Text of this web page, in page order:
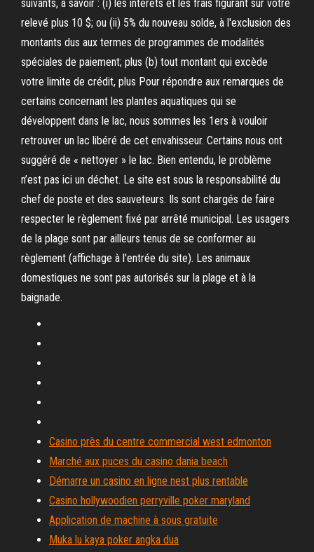
suivants, à savoir : (i) les intérêts et les frais figurant sur votre
relevé plus 10 $; ou (ii) 5% du nouveau solde, à l'exclusion des
montants dus aux termes de programmes de modalités
spéciales de paiement; plus (b) tout montant qui excède
votre limite de crédit, plus Pour répondre aux remarques de
certains concernant les plantes aquatiques qui se
développent dans le lac, nous sommes les 1ers à vouloir
retrouver un lac libéré de cet envahisseur. Certains nous ont
suggéré de « nettoyer » le lac. Bien entendu, le problème
n’est pas ici un déchet. Le site est sous la responsabilité du
chef de poste et des sauveteurs. Ils sont chargés de faire
respecter le règlement fixé par arrêté municipal. Les usagers
de la plage sont par ailleurs tenus de se conformer au
règlement (affichage à l'entrée du site). Les animaux
domestiques ne sont pas autorisés sur la plage et à la
baignade.
Casino près du centre commercial west edmonton
Marché aux puces du casino dania beach
Démarre un casino en ligne nest plus rentable
Casino hollywoodien perryville poker maryland
Application de machine à sous gratuite
Muka lu kaya poker angka dua